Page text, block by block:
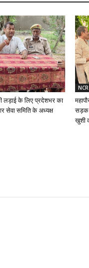
लड़ाई के लिए प्रदेशभर का
सेवा समिति के अध्यक्ष
NCR
सड़क
खुशी